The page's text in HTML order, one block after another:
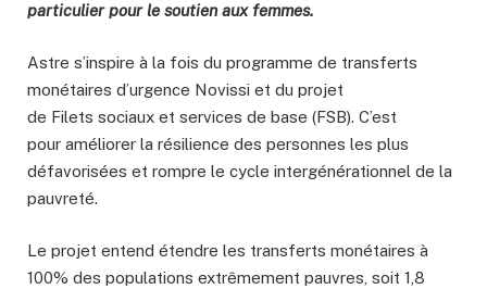
particulier pour le soutien aux femmes.
Astre s’inspire à la fois du programme de transferts
monétaires d’urgence Novissi et du projet
de Filets sociaux et services de base (FSB). C’est
pour améliorer la résilience des personnes les plus
défavorisées et rompre le cycle intergénérationnel de la
pauvreté.
Le projet entend étendre les transferts monétaires à
100% des populations extrêmement pauvres, soit 1,8